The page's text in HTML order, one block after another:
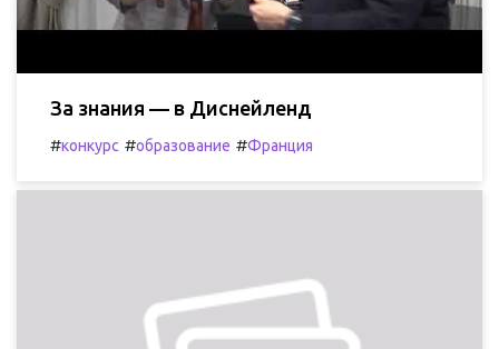
За знания — в Диснейленд
#конкурс #образование #Франция